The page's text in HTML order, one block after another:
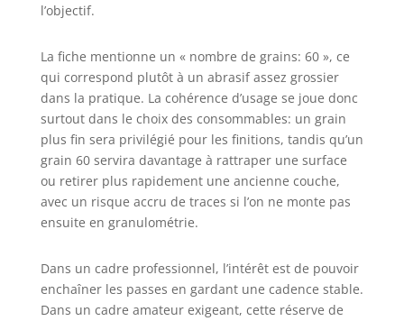
l’objectif.
La fiche mentionne un « nombre de grains: 60 », ce
qui correspond plutôt à un abrasif assez grossier
dans la pratique. La cohérence d’usage se joue donc
surtout dans le choix des consommables: un grain
plus fin sera privilégié pour les finitions, tandis qu’un
grain 60 servira davantage à rattraper une surface
ou retirer plus rapidement une ancienne couche,
avec un risque accru de traces si l’on ne monte pas
ensuite en granulométrie.
Dans un cadre professionnel, l’intérêt est de pouvoir
enchaîner les passes en gardant une cadence stable.
Dans un cadre amateur exigeant, cette réserve de